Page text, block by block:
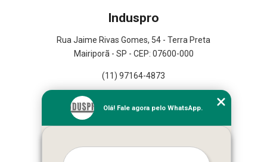
Induspro
Rua Jaime Rivas Gomes, 54 - Terra Preta
Mairiporã - SP - CEP: 07600-000
(11) 97164-4873
Empresa
Missão
Olá! Fale agora pelo WhatsApp.